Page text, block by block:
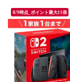
8/9時点_ポイント最大11倍